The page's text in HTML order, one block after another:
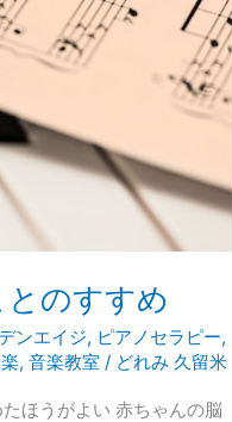
のすすめ
ンエイジ, ピアノセラピー,
,音楽教室 / どれみ 久留米
ほうがよい 赤ちゃんの脳